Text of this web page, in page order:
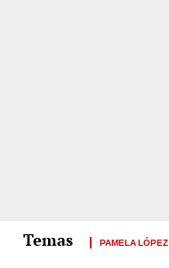
PAMELA LÓPEZ